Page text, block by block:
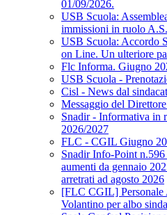
01/09/2026.
USB Scuola:
immissioni in ruolo
USB Scuola: Accordo
on Line. Un ulteriore
Flc Informa. Giugno
USB Scuola -
Cisl - News dal
Messaggio del
Snadir - Informativa in
2026/2027
FLC - CGIL Giugno
Snadir Info-Point
aumenti da gennaio
arretrati ad agosto 2026
[FLC CGIL] Personale
Volantino per albo